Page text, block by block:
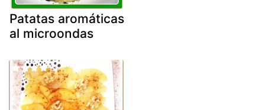
Patatas aromáticas
al microondas